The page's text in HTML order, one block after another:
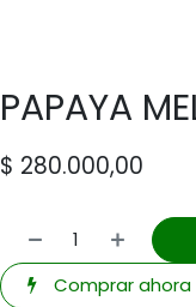
PAPAYA
$ 280.000,00
Comprar ahora